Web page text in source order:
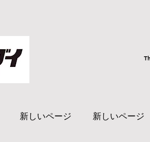
新しいページ 新しいページ